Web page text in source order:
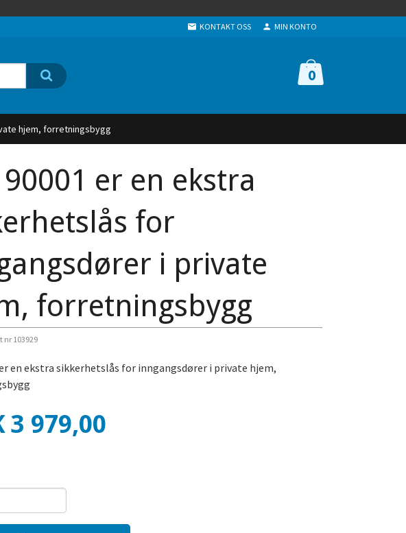
KONTAKT OSS MIN KONTO
0
hjem, forretningsbygg
90001 er en ekstra
for
i private
forretningsbygg
nr 103929
er en ekstra sikkerhetslås for inngangsdører i private hjem,
3 979,00